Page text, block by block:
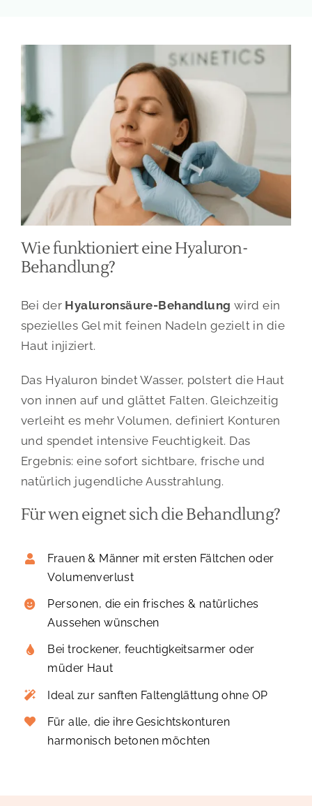
Wie funktioniert eine Hyaluron-
Behandlung?
Bei der Hyaluronsäure-Behandlung wird ein
spezielles Gel mit feinen Nadeln gezielt in die
Haut injiziert.
Das Hyaluron bindet Wasser, polstert die Haut
von innen auf und glättet Falten. Gleichzeitig
verleiht es mehr Volumen, definiert Konturen
und spendet intensive Feuchtigkeit. Das
Ergebnis: eine sofort sichtbare, frische und
natürlich jugendliche Ausstrahlung.
Für wen eignet sich die Behandlung?
Frauen & Männer mit ersten Fältchen oder
Volumenverlust
Personen, die ein frisches & natürliches
Aussehen wünschen
Bei trockener, feuchtigkeitsarmer oder
müder Haut
Ideal zur sanften Faltenglättung ohne OP
Für alle, die ihre Gesichtskonturen
harmonisch betonen möchten